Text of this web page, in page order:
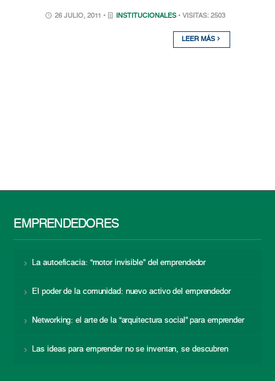
26 JULIO, 2011 • INSTITUCIONALES • VISITAS: 2503
LEER MÁS
EMPRENDEDORES
La autoeficacia: “motor invisible” del emprendedor
El poder de la comunidad: nuevo activo del emprendedor
Networking: el arte de la “arquitectura social” para emprender
Las ideas para emprender no se inventan, se descubren